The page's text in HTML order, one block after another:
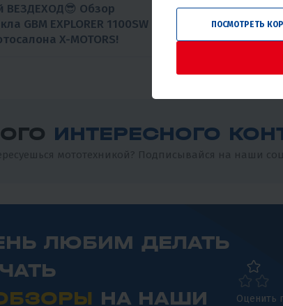
ВЕЗДЕХОД😎 Обзор
GBM EXPLORER 1100SW
X-MOTORS!
ИНТЕРЕСНОГО
мототехникой? Подписывайся на наши
ЛЮБИМ ДЕЛАТЬ
НА НАШИ
Оценить
ПОСМОТРЕТЬ